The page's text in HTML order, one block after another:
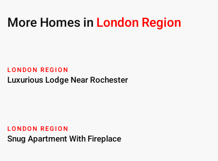
More Homes in London Region
LONDON REGION
Luxurious Lodge Near Rochester
LONDON REGION
Snug Apartment With Fireplace